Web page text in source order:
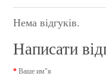
Нема відгуків.
Написати
Ваше им"я